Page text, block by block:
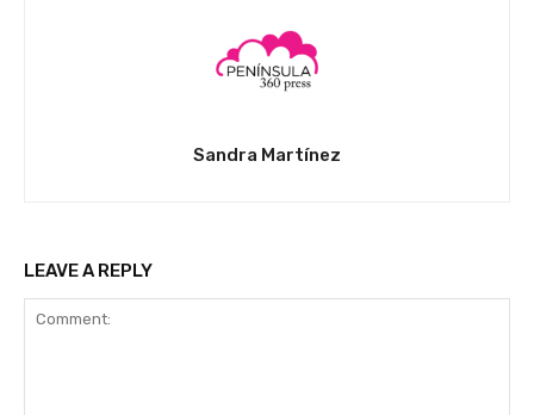
Sandra Martínez
LEAVE A REPLY